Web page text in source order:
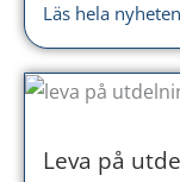
Läs hela nyheten
Leva på